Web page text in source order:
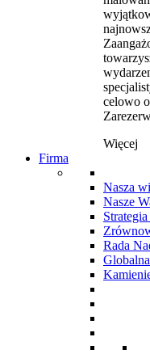
celowo
Więcej
Firma
Nasza
Nasze
Rada